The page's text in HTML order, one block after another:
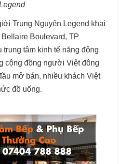
Trung Nguyên Legend khai
Boulevard, TP
trung tâm kinh tế năng động
cộng đồng người Việt đông
mở bán, nhiều khách Việt
đồ uống.